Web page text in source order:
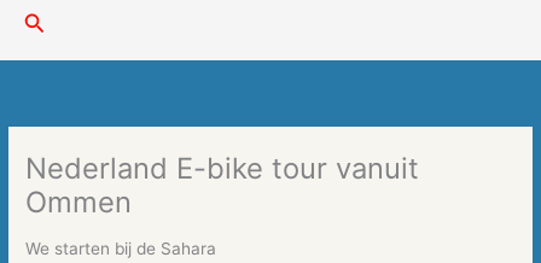
Zoeken
Nederland E-bike tour vanuit
Ommen
We starten bij de Sahara